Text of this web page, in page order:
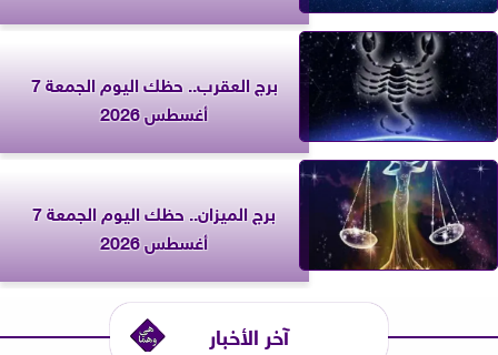
برج العقرب.. حظك اليوم الجمعة 7
أغسطس 2026
برج الميزان.. حظك اليوم الجمعة 7
أغسطس 2026
آخر الأخبار